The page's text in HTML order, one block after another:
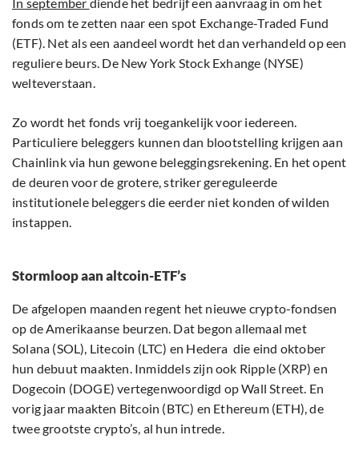
fonds om te zetten naar een spot Exchange-Traded Fund
(ETF). Net als een aandeel wordt het dan verhandeld op een
reguliere beurs. De New York Stock Exhange (NYSE)
welteverstaan.
Zo wordt het fonds vrij toegankelijk voor iedereen.
Particuliere beleggers kunnen dan blootstelling krijgen aan
Chainlink via hun gewone beleggingsrekening. En het opent
de deuren voor de grotere, striker gereguleerde
institutionele beleggers die eerder niet konden of wilden
instappen.
Stormloop aan altcoin-ETF’s
De afgelopen maanden regent het nieuwe crypto-fondsen
op de Amerikaanse beurzen. Dat begon allemaal met
Solana (SOL), Litecoin (LTC) en Hedera die eind oktober
hun debuut maakten. Inmiddels zijn ook Ripple (XRP) en
Dogecoin (DOGE) vertegenwoordigd op Wall Street. En
vorig jaar maakten Bitcoin (BTC) en Ethereum (ETH), de
twee grootste crypto’s, al hun intrede.